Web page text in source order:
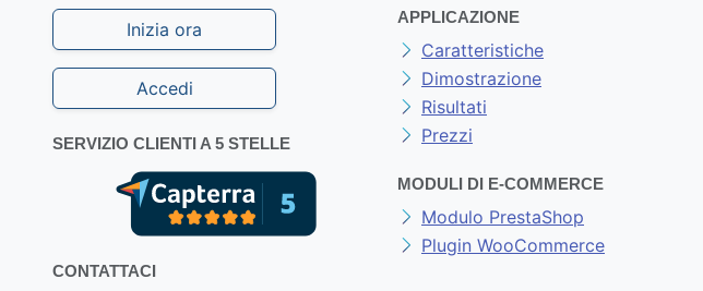
Inizia ora
Accedi
SERVIZIO CLIENTI A 5 STELLE
CONTATTACI
APPLICAZIONE
Caratteristiche
Dimostrazione
Risultati
Prezzi
MODULI DI E-COMMERCE
Modulo PrestaShop
Plugin WooCommerce